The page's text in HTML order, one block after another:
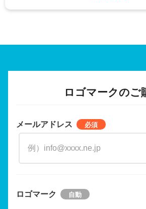
ロゴマークのご
メールアドレス
ロゴマーク